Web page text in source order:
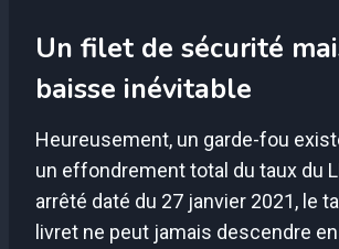
Un filet de sécurité
baisse inévitable
Heureusement, un garde-fou
un effondrement total du taux du
arrêté daté du 27 janvier 2021, le
livret ne peut jamais descendre